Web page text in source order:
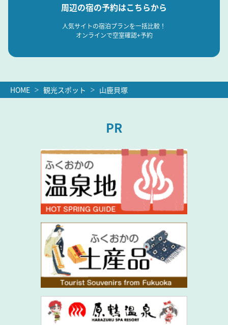
周辺の宿の予約はこちらから
人気サイトの宿泊プランを一括比較！
オンラインで空室確認+予約
HOME 観光スポット 山鹿貝塚
PR